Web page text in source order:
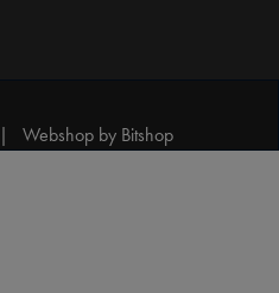
| Webshop by Bitshop